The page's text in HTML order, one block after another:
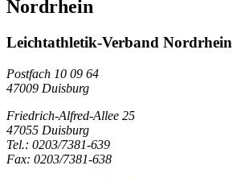
Nordrhein
Leichtathletik-Verband Nordrhein
Postfach 10 09 64
47009 Duisburg
Friedrich-Alfred-Allee 25
47055 Duisburg
Tel.: 0203/7381-639
Fax: 0203/7381-638